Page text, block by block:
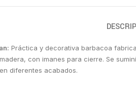
Práctica y decorativa barbacoa
con imanes para cierre. Se
diferentes acabados.